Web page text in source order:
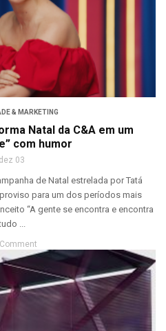
& MARKETING
Natal da C&A em um
com humor
dez 03
de Natal estrelada por Tatá
para um dos períodos mais
“A gente se encontra e encontra
...